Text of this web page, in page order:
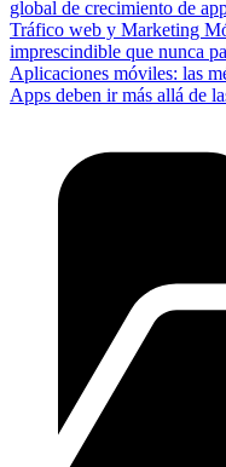
global de crecimiento de
Tráfico web y Marketing
imprescindible que nunca
Aplicaciones móviles: las
Apps deben ir más allá de